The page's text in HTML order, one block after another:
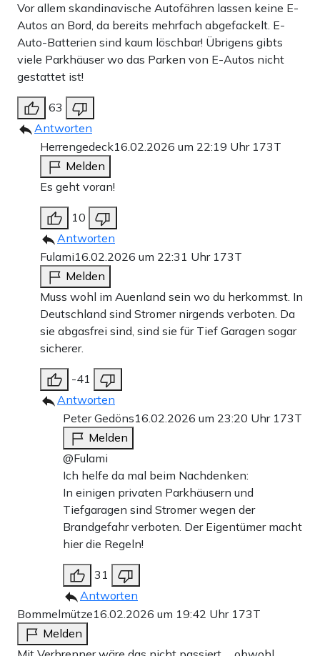
Vor allem skandinavische Autofähren lassen keine E-
Autos an Bord, da bereits mehrfach abgefackelt. E-
Auto-Batterien sind kaum löschbar! Übrigens gibts
viele Parkhäuser wo das Parken von E-Autos nicht
gestattet ist!
63
Antworten
Herrengedeck16.02.2026 um 22:19 Uhr 173T
Melden
Es geht voran!
10
Antworten
Fulami16.02.2026 um 22:31 Uhr 173T
Melden
Muss wohl im Auenland sein wo du herkommst. In
Deutschland sind Stromer nirgends verboten. Da
sie abgasfrei sind, sind sie für Tief Garagen sogar
sicherer.
-41
Antworten
Peter Gedöns16.02.2026 um 23:20 Uhr 173T
Melden
@Fulami
Ich helfe da mal beim Nachdenken:
In einigen privaten Parkhäusern und
Tiefgaragen sind Stromer wegen der
Brandgefahr verboten. Der Eigentümer macht
hier die Regeln!
31
Antworten
Bommelmütze16.02.2026 um 19:42 Uhr 173T
Melden